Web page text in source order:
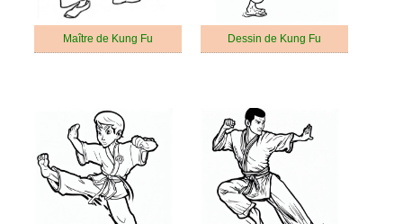
Maître de Kung Fu Dessin de Kung Fu